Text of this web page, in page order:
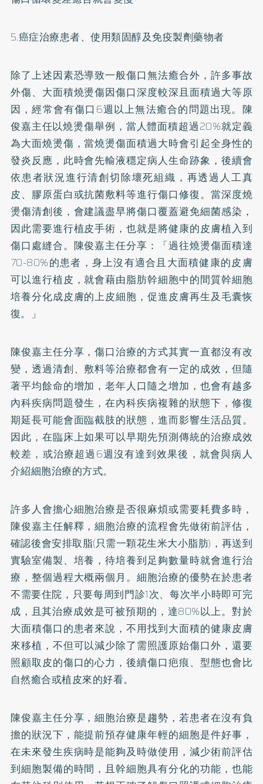
5.癌症治療患者、使用類固醇及免疫製劑藥物者
除了上述因素恐導致一般傷口無法癒合外，許多事故
外傷、大面積燒燙傷因傷口深度較深且面積過大等原
因，經常會有傷口6週以上無法癒合的問題出現。陳
俊嘉主任以燒燙傷舉例，當人體面積超過20%就定義
為大面燒燙傷，當燒燙傷面積過大時會引起全身性的
發炎反應，此時會先輸液穩定病人生命跡象，後續會
依患者狀況進行清創切除壞死組織，再透過人工真
皮、膠原蛋白或抗菌敷料等進行傷口修復。當深度燒
燙傷清創後，會建議盡早將傷口覆蓋避免細菌感染，
因此需要進行植皮手術，也就是將健康的皮膚植入到
傷口處縫合。陳俊嘉主任分享：「過往燒燙傷面積達
70-80%的患者，身上沒有適合且大面積健康的皮膚
可以進行植皮，就會藉由脂肪幹細胞中的間質幹細胞
培養分化成皮膚的上皮細胞，促進皮膚再生及毛囊恢
復。」
陳俊嘉主任分享，傷口治療的方式其實一直都沒有改
變，透過清創、敷料等治療都會有一定的成效，但隨
著平均餘命的增加，老年人口隨之增加，也會有越多
內科疾病問題發生，在內科疾病複雜的狀態下，修復
期延長可能會面臨截肢的狀態，進而影響生活品質。
因此，在臨床上如果可以早期先預測傳統的治療成效
較差，或治療超過6週沒有達到效果後，就會與病人
介紹細胞治療的方式。
許多人會擔心細胞治療是否很麻煩或需要耗費多時，
陳俊嘉主任解釋，細胞治療的流程會先做術前評估，
確認後會安排取脂(只需一顆花生米大小脂肪)，再送到
實驗室備製、培養，待培養到足夠數量時就會進行治
療，整個過程大概兩個月。細胞治療的優勢在於患者
不需要住院，只要每周到門診1次、每次半小時即可完
成，且其治療成效是可被預期的，達80%以上。對於
大面積傷口的患者來說，不用找到大面積的健康皮膚
來移植，不但可以減少除了需照護原始傷口外，還要
照顧取皮的傷口的心力，後續傷口疤痕、型態也會比
自然癒合或植皮來的好看。
陳俊嘉主任分享，細胞治療是趨勢，若患者在沒有負
擔的狀況下，能提前預存健康年輕的細胞是件好事，
在未來發生疾病時是能夠及時做使用，減少術前評估
到細胞製備的時間，且幹細胞具有分化的功能，也能